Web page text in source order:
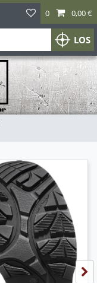
LOS
0 0,00 €